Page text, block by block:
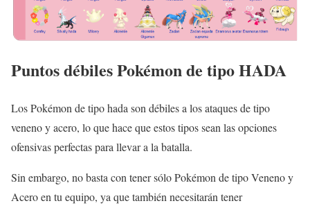
Puntos débiles Pokémon de tipo HADA
Los Pokémon de tipo hada son débiles a los ataques de tipo
veneno y acero, lo que hace que estos tipos sean las opciones
ofensivas perfectas para llevar a la batalla.
Sin embargo, no basta con tener sólo Pokémon de tipo Veneno y
Acero en tu equipo, ya que también necesitarán tener